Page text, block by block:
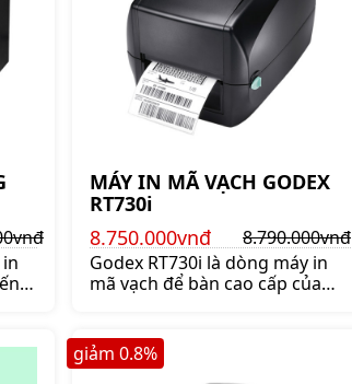
MÁY IN MÃ VẠCH GODEX
RT730i
8.750.000vnđ
8.790.000vnđ
Godex RT730i là dòng máy in
mã vạch để bàn cao cấp của
tốt lên ngay shoppos.vn
giảm 0.8%